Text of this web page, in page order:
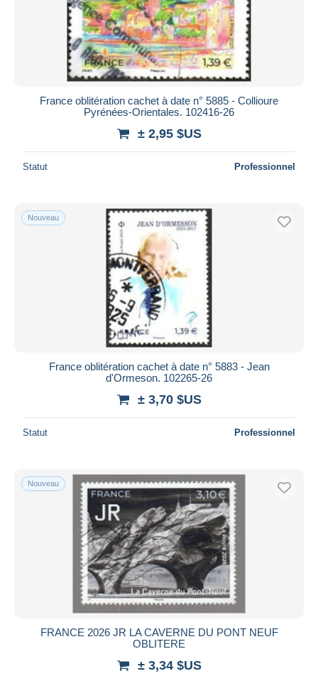
France oblitération cachet à date n° 5885 - Collioure
Pyrénées-Orientales. 102416-26
± 2,95 $US
Statut Professionnel
Nouveau
France oblitération cachet à date n° 5883 - Jean
d'Ormeson. 102265-26
± 3,70 $US
Statut Professionnel
Nouveau
FRANCE 2026 JR LA CAVERNE DU PONT NEUF
OBLITERE
± 3,34 $US